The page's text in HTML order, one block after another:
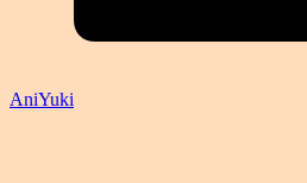
AniYuki